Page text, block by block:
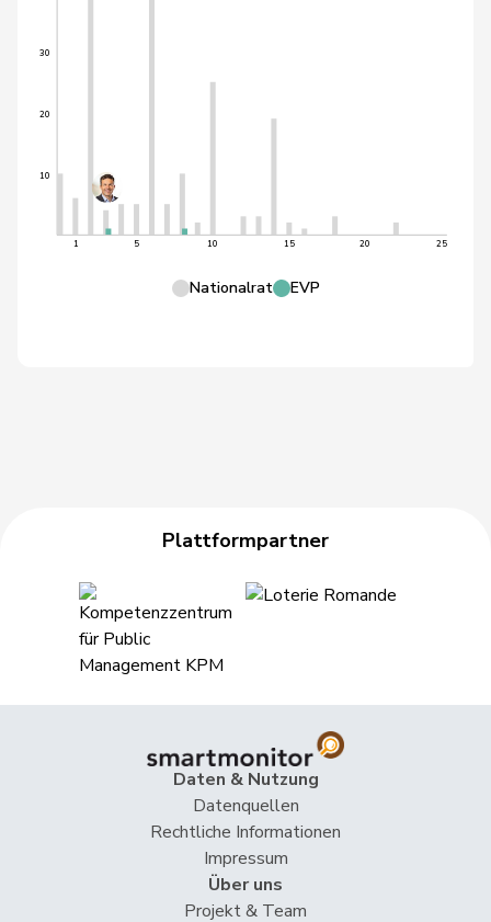
10
20
30
1 5 10 15 20 25
Nationalrat EVP
Plattformpartner
Daten & Nutzung
Datenquellen
Rechtliche Informationen
Impressum
Über uns
Projekt & Team